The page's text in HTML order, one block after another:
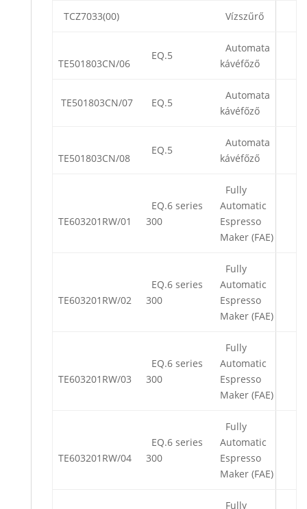
TCZ7033(00) Vízszűrő
TE501803CN/06
EQ.5
Automata
kávéfőző
TE501803CN/07 EQ.5
Automata
kávéfőző
TE501803CN/08
EQ.5
Automata
kávéfőző
TE603201RW/01
EQ.6 series
300
Fully
Automatic
Espresso
Maker (FAE)
TE603201RW/02
EQ.6 series
300
Fully
Automatic
Espresso
Maker (FAE)
TE603201RW/03
EQ.6 series
300
Fully
Automatic
Espresso
Maker (FAE)
TE603201RW/04
EQ.6 series
300
Fully
Automatic
Espresso
Maker (FAE)
Fully